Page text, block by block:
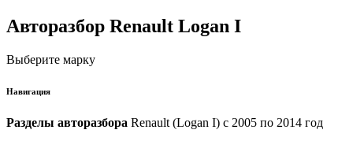
Авторазбор Renault Logan I
Выберите марку
Навигация
Разделы авторазбора Renault (Logan I) с 2005 по 2014 год